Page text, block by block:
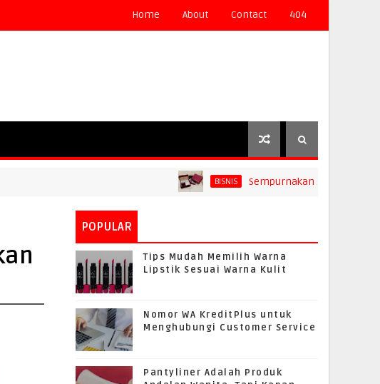
Home About Contact 404
BISNIS Sempurnakan Wedding Wishes
POPULAR
Tips Mudah Memilih Warna
Lipstik Sesuai Warna Kulit
Nomor WA KreditPlus untuk
Menghubungi Customer Service
Pantyliner Adalah Produk